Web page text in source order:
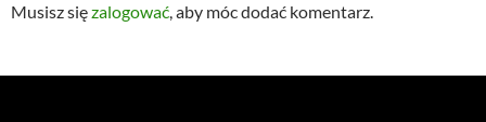
Musisz sięzalogować, aby móc dodać komentarz.